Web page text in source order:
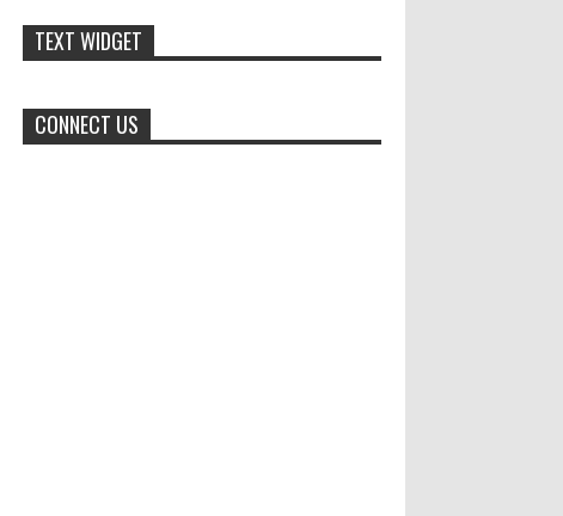
Dari SiLPA Rp90 Miliar hingga
Masalah Air Bersih, Bupati Blora
DPRD
BLORA – Suasana berbeda mewarnai Rapat
TEXT WIDGET
CONNECT US